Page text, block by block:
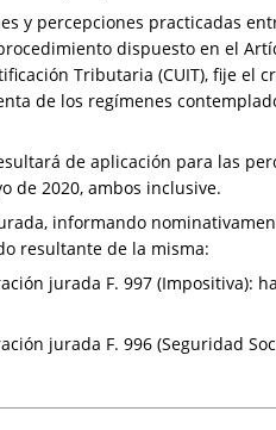
y percepciones practicadas
dispuesto en el
Tributaria (CUIT), fije el
de los regímenes
de aplicación para las
de 2020, ambos inclusive.
informando
resultante de la misma:
jurada F. 997 (Impositiva):
jurada F. 996 (Seguridad